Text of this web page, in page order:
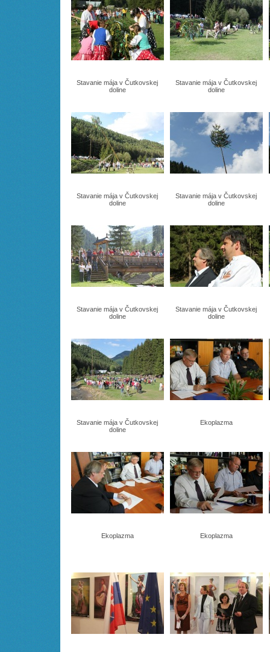
Stavanie mája v Čutkovskej
doline
Stavanie mája v Čutkovskej
doline
Stavanie mája v Čutkovskej
doline
Stavanie mája v Čutkovskej
doline
Stavanie mája v Čutkovskej
doline
Stavanie mája v Čutkovskej
doline
Stavanie mája v Čutkovskej
doline
Ekoplazma
Ekoplazma Ekoplazma